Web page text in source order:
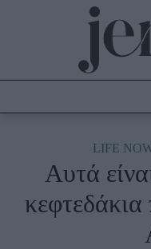
Culture
Fashion
Shopping
LIFE
Aυτά